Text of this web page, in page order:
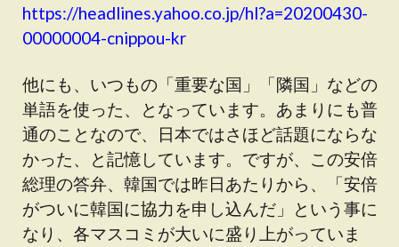
https://headlines.yahoo.co.jp/hl?a=20200430-
00000004-cnippou-kr
他にも、いつもの「重要な国」「隣国」などの
単語を使った、となっています。あまりにも普
通のことなので、日本ではさほど話題にならな
かった、と記憶しています。ですが、この安倍
総理の答弁、韓国では昨日あたりから、「安倍
がついに韓国に協力を申し込んだ」という事に
なり、各マスコミが大いに盛り上がっていま